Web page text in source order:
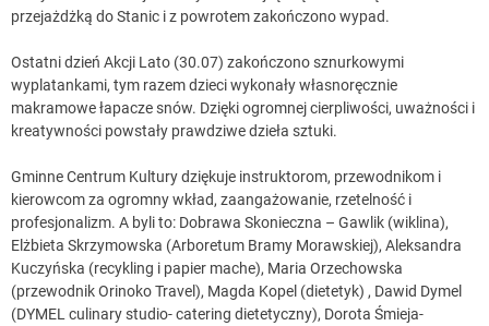
przejażdżką do Stanic i z powrotem zakończono wypad.
Ostatni dzień Akcji Lato (30.07) zakończono sznurkowymi
wyplatankami, tym razem dzieci wykonały własnoręcznie
makramowe łapacze snów. Dzięki ogromnej cierpliwości, uważności i
kreatywności powstały prawdziwe dzieła sztuki.
Gminne Centrum Kultury dziękuje instruktorom, przewodnikom i
kierowcom za ogromny wkład, zaangażowanie, rzetelność i
profesjonalizm. A byli to: Dobrawa Skonieczna – Gawlik (wiklina),
Elżbieta Skrzymowska (Arboretum Bramy Morawskiej), Aleksandra
Kuczyńska (recykling i papier mache), Maria Orzechowska
(przewodnik Orinoko Travel), Magda Kopel (dietetyk) , Dawid Dymel
(DYMEL culinary studio- catering dietetyczny), Dorota Śmieja-